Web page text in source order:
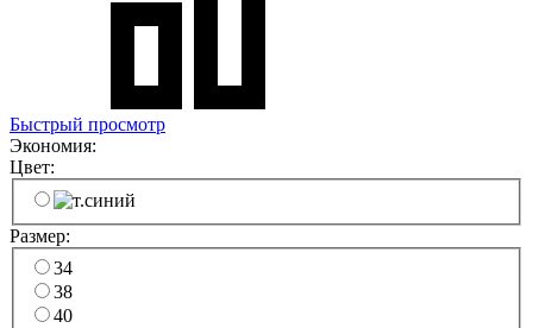
Быстрый просмотр
Экономия:
Цвет:
Размер:
34
38
40